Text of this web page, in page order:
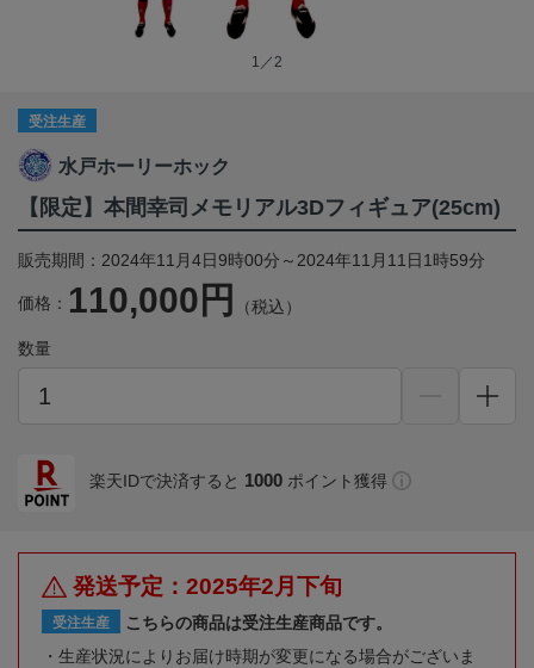
1／2
受注生産
水戸ホーリーホック
【限定】本間幸司メモリアル3Dフィギュア(25cm)
販売期間：2024年11月4日9時00分～2024年11月11日1時59分
価格： 110,000円 （税込）
数量
楽天IDで決済すると 1000 ポイント獲得
発送予定：2025年2月下旬
受注生産
こちらの商品は受注生産商品です。
生産状況によりお届け時期が変更になる場合がございま